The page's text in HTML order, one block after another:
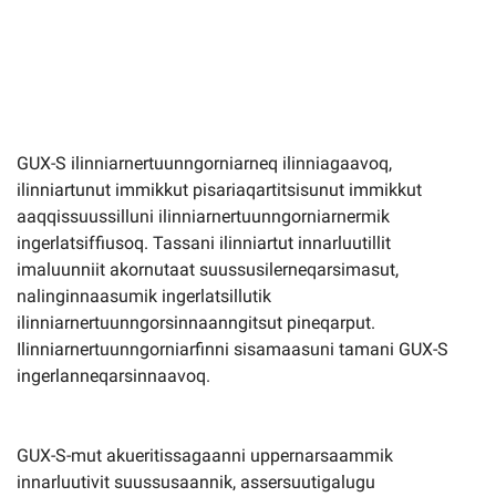
GUX-S ilinniarnertuunngorniarneq ilinniagaavoq,
ilinniartunut immikkut pisariaqartitsisunut immikkut
aaqqissuussilluni ilinniarnertuunngorniarnermik
ingerlatsiffiusoq. Tassani ilinniartut innarluutillit
imaluunniit akornutaat suussusilerneqarsimasut,
nalinginnaasumik ingerlatsillutik
ilinniarnertuunngorsinnaanngitsut pineqarput.
Ilinniarnertuunngorniarfinni sisamaasuni tamani GUX-S
ingerlanneqarsinnaavoq.
GUX-S-mut akueritissagaanni uppernarsaammik
innarluutivit suussusaannik, assersuutigalugu